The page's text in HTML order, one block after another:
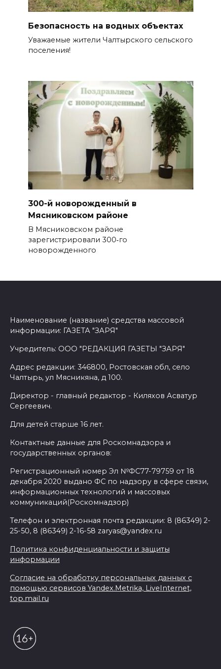
Безопасность на водных объектах
Уважаемые жители Чалтырского сельского
поселения!
300-й новорожденный в
Мясниковском районе
В Мясниковском районе
зарегистрировали 300‑го
новорожденного
Наименование (название) средства массовой
информации: ГАЗЕТА "ЗАРЯ"
Учредитель: ООО "РЕДАКЦИЯ ГАЗЕТЫ "ЗАРЯ"
Адрес редакции: 346800, Ростовская обл, село
Чалтырь, ул Мясникяна, д 100.
Директор - главный редактор - Киляхов Асватур
Сергеевич.
Для детей старше 16 лет.
Контактные данные для Роскомнадзора и
государственных органов:
Регистрационный номер Эл №ФС77-79759 от 18
декабря 2020 выдано ФС по надзору в сфере связи,
информационных технологий и массовых
коммуникаций(Роскомнадзор)
Телефон и электронная почта редакции: 8 (86349) 2-
25-50, 8 (86349) 2-16-58 zaryas@yandex.ru
Политика конфиденциальности и защиты
информации
Согласие на обработку персональных данных с
помощью сервисов Yandex.Metrika, LiveInternet,
top.mail.ru